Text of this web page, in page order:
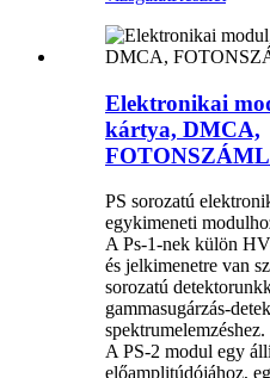
Elektronikai
kártya, DMCA,
PS sorozatú
egykimeneti
A Ps-1-nek külön
és jelkimenetre van
sorozatú
gammasugárzás-
spektrumelemzéshez.
A PS-2 modul egy
előamplitúdójához,